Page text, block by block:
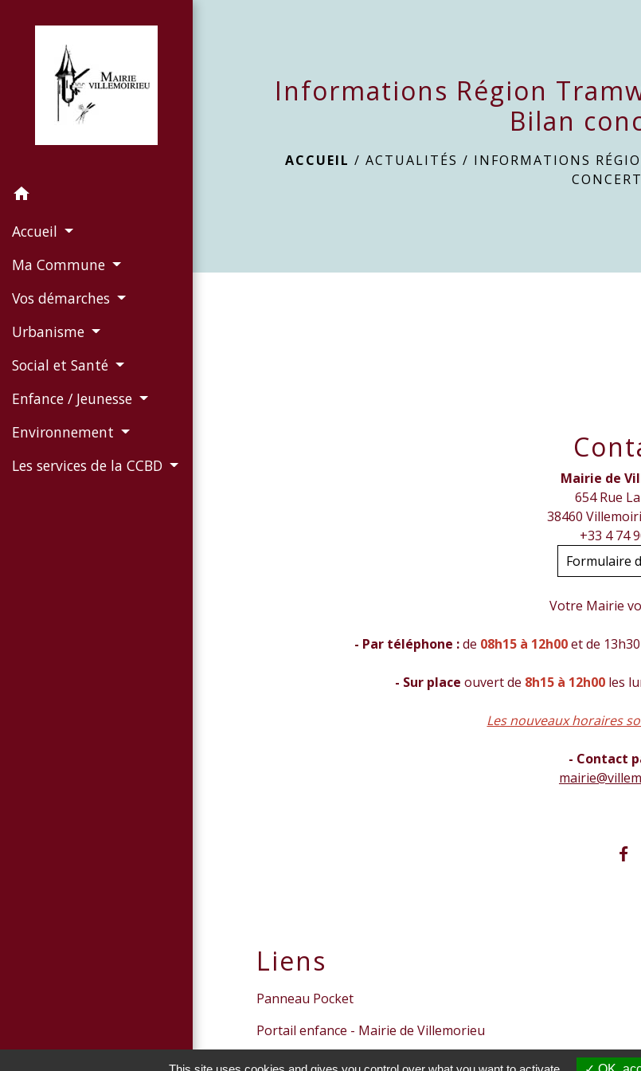
home
Accueil
Ma Commune
Vos démarches
Urbanisme
Social et Santé
Enfance / Jeunesse
Environnement
Les services de la CCBD
Informations Région
Bilan
ACCUEIL /ACTUALITÉS / INFORMATIONS
Mairie de
654 Rue
38460
+33 4 74
Formulaire
Votre Mairie
- Par téléphone :de 08h15 à 12h00et de
- Sur place ouvert de 8h15 à 12h00les
Les nouveaux horaires
- Contact
Liens
Panneau Pocket
Portail enfance - Mairie de Villemorieu